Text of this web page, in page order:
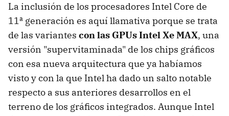
La inclusión de los procesadores Intel Core de
11ª generación es aquí llamativa porque se trata
de las variantes con las GPUs Intel Xe MAX, una
versión "supervitaminada" de los chips gráficos
con esa nueva arquitectura que ya habíamos
visto y con la que Intel ha dado un salto notable
respecto a sus anteriores desarrollos en el
terreno de los gráficos integrados. Aunque Intel